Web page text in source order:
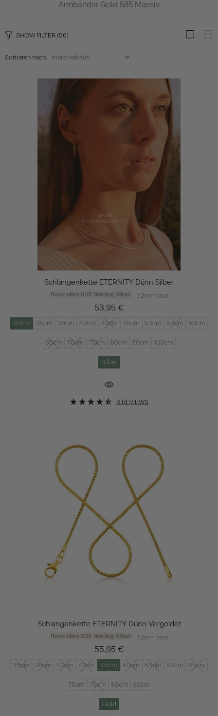
Armbänder Gold 585 Massiv
SHOW FILTER (56)
Sortieren nach:
Schlangenkette ETERNITY Dünn Silber
Recyceltes 925 Sterling Silber 1,2mm breit
53,95 €
30cm 35cm 38cm 40cm 42cm 45cm 50cm 55cm 60cm
65cm 70cm 75cm 80cm 90cm 100cm
Silber
8 REVIEWS
Schlangenkette ETERNITY Dünn Vergoldet
Recyceltes 925 Sterling Silber 1,2mm breit
55,95 €
35cm 38cm 40cm 42cm 45cm 50cm 55cm 60cm 65cm
70cm 75cm 80cm 90cm
Gold